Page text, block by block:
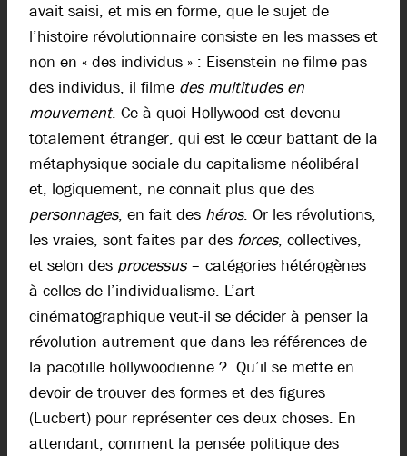
avait saisi, et mis en forme, que le sujet de
l’histoire révolutionnaire consiste en les masses et
non en « des individus » : Eisenstein ne filme pas
des individus, il filme des multitudes en
mouvement. Ce à quoi Hollywood est devenu
totalement étranger, qui est le cœur battant de la
métaphysique sociale du capitalisme néolibéral
et, logiquement, ne connait plus que des
personnages, en fait des héros. Or les révolutions,
les vraies, sont faites par des forces, collectives,
et selon des processus– catégories hétérogènes
à celles de l’individualisme. L’art
cinématographique veut-il se décider à penser la
révolution autrement que dans les références de
la pacotille hollywoodienne ? Qu’il se mette en
devoir de trouver des formes et des figures
(Lucbert) pour représenter ces deux choses. En
attendant, comment la pensée politique des